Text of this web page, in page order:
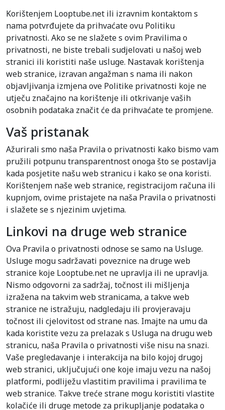
Korištenjem Looptube.net ili izravnim kontaktom s
nama potvrđujete da prihvaćate ovu Politiku
privatnosti. Ako se ne slažete s ovim Pravilima o
privatnosti, ne biste trebali sudjelovati u našoj web
stranici ili koristiti naše usluge. Nastavak korištenja
web stranice, izravan angažman s nama ili nakon
objavljivanja izmjena ove Politike privatnosti koje ne
utječu značajno na korištenje ili otkrivanje vaših
osobnih podataka značit će da prihvaćate te promjene.
Vaš pristanak
Ažurirali smo naša Pravila o privatnosti kako bismo vam
pružili potpunu transparentnost onoga što se postavlja
kada posjetite našu web stranicu i kako se ona koristi.
Korištenjem naše web stranice, registracijom računa ili
kupnjom, ovime pristajete na naša Pravila o privatnosti
i slažete se s njezinim uvjetima.
Linkovi na druge web stranice
Ova Pravila o privatnosti odnose se samo na Usluge.
Usluge mogu sadržavati poveznice na druge web
stranice koje Looptube.net ne upravlja ili ne upravlja.
Nismo odgovorni za sadržaj, točnost ili mišljenja
izražena na takvim web stranicama, a takve web
stranice ne istražuju, nadgledaju ili provjeravaju
točnost ili cjelovitost od strane nas. Imajte na umu da
kada koristite vezu za prelazak s Usluga na drugu web
stranicu, naša Pravila o privatnosti više nisu na snazi.
Vaše pregledavanje i interakcija na bilo kojoj drugoj
web stranici, uključujući one koje imaju vezu na našoj
platformi, podliježu vlastitim pravilima i pravilima te
web stranice. Takve treće strane mogu koristiti vlastite
kolačiće ili druge metode za prikupljanje podataka o